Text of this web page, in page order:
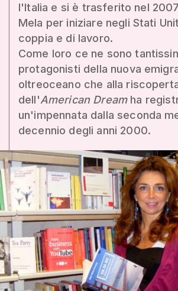
l'Italia e si è trasferito nel
Mela per iniziare negli Stati
coppia e di lavoro.
Come loro ce ne sono
protagonisti della nuova
oltreoceano che alla
dell'American Dreamha
un'impennata dalla seconda
decennio degli anni 2000.